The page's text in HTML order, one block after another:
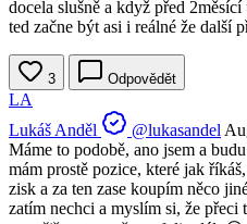
docela slušně a když před
ted začne být asi i reálné že další
3 Odpovědět
LA
Lukáš Anděl
@lukasandel
Máme to podobě, ano jsem a
mám prostě pozice, které jak
zisk a za ten zase koupím něco
zatím nechci a myslím si, že